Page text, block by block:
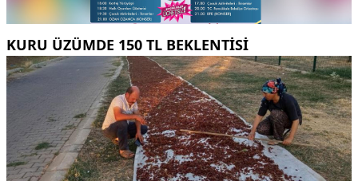
KURU ÜZÜMDE 150 TL BEKLENTISI